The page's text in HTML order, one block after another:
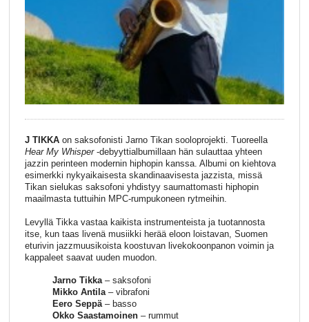
J TIKKAon saksofonisti Jarno Tikan sooloprojekti. Tuoreella
Hear My Whisper-debyyttialbumillaan hän sulauttaa yhteen
jazzin perinteen modernin hiphopin kanssa. Albumi on kiehtova
esimerkki nykyaikaisesta skandinaavisesta jazzista, missä
Tikan sielukas saksofoni yhdistyy saumattomasti hiphopin
maailmasta tuttuihin MPC-rumpukoneen rytmeihin.
Levyllä Tikka vastaa kaikista instrumenteista ja tuotannosta
itse, kun taas livenä musiikki herää eloon loistavan, Suomen
eturivin jazzmuusikoista koostuvan livekokoonpanon voimin ja
kappaleet saavat uuden muodon.
Jarno Tikka– saksofoni
Mikko Antila– vibrafoni
Eero Seppä– basso
Okko Saastamoinen– rummut